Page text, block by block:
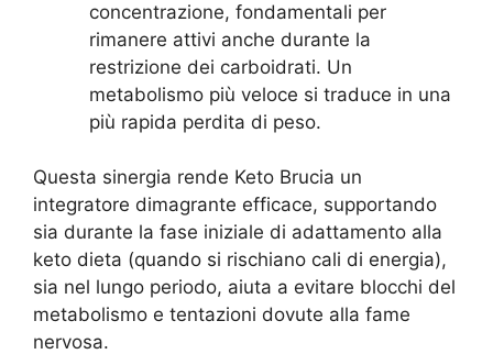
concentrazione, fondamentali per
rimanere attivi anche durante la
restrizione dei carboidrati. Un
metabolismo più veloce si traduce in una
più rapida perdita di peso.
Questa sinergia rende Keto Brucia un
integratore dimagrante efficace, supportando
sia durante la fase iniziale di adattamento alla
keto dieta (quando si rischiano cali di energia),
sia nel lungo periodo, aiuta a evitare blocchi del
metabolismo e tentazioni dovute alla fame
nervosa.